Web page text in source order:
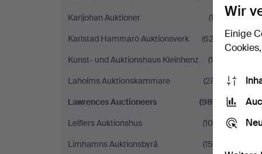
Karljohan Auktioner
(12)
Karlstad Hammarö Auktionsverk
(622)
Kunst- und Auktionshaus Kleinhenz
(16)
Laholms Auktionskammare
(277)
Lawrences Auctioneers
(989)
Leiflers Auktionshus
(105)
Limhamns Auktionsbyrå
(158)
Wir
Einige